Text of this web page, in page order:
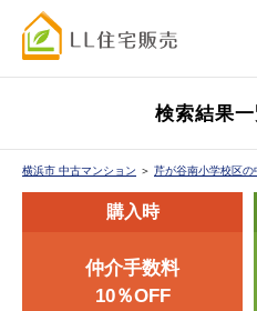
検索結果
横浜市 中古マンション ＞ 芹が谷南小学校区の
購入時
仲介手数料
10％OFF